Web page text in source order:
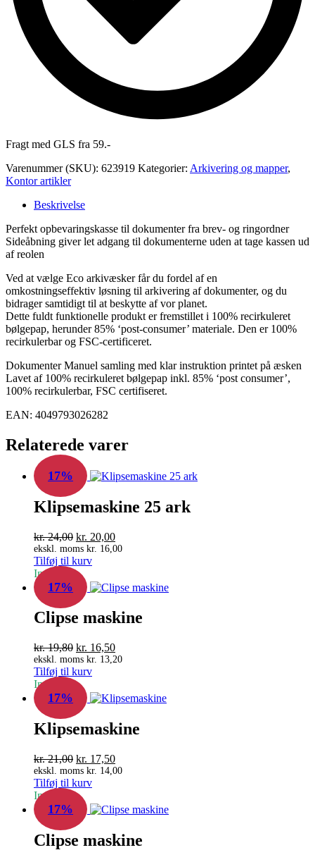
Fragt med GLS fra 59.-
Varenummer (SKU): 623919 Kategorier: Arkivering og mapper,
Kontor artikler
Beskrivelse
Perfekt opbevaringskasse til dokumenter fra brev- og ringordner
Sideåbning giver let adgang til dokumenterne uden at tage kassen ud
af reolen
Ved at vælge Eco arkivæsker får du fordel af en
omkostningseffektiv løsning til arkivering af dokumenter, og du
bidrager samtidigt til at beskytte af vor planet.
Dette fuldt funktionelle produkt er fremstillet i 100% recirkuleret
bølgepap, herunder 85% ‘post-consumer’ materiale. Den er 100%
recirkulerbar og FSC-certificeret.
Dokumenter Manuel samling med klar instruktion printet på æsken
Lavet af 100% recirkuleret bølgepap inkl. 85% ‘post consumer’,
100% recirkulerbar, FSC certifiseret.
EAN: 4049793026282
Relaterede varer
17%
Klipsemaskine 25 ark
kr.24,00 Den
oprindelige
pris
var:
kr. 24,00.
kr. 20,00Den
aktuelle
kr. 20,00.
ekskl. moms kr. 16,00
Tilføj til kurv
In Stock
17%
Clipse maskine
kr.19,80 Den
oprindelige
pris
var:
kr. 19,80.
kr. 16,50Den
aktuelle
kr. 16,50.
ekskl. moms kr. 13,20
Tilføj til kurv
In Stock
17%
Klipsemaskine
kr.21,00 Den
oprindelige
pris
var:
kr. 21,00.
kr. 17,50Den
aktuelle
kr. 17,50.
ekskl. moms kr. 14,00
Tilføj til kurv
In Stock
17%
Clipse maskine